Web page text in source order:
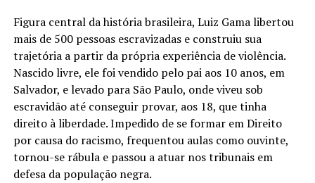
Figura central da história brasileira, Luiz Gama libertou
mais de 500 pessoas escravizadas e construiu sua
trajetória a partir da própria experiência de violência.
Nascido livre, ele foi vendido pelo pai aos 10 anos, em
Salvador, e levado para São Paulo, onde viveu sob
escravidão até conseguir provar, aos 18, que tinha
direito à liberdade. Impedido de se formar em Direito
por causa do racismo, frequentou aulas como ouvinte,
tornou-se rábula e passou a atuar nos tribunais em
defesa da população negra.